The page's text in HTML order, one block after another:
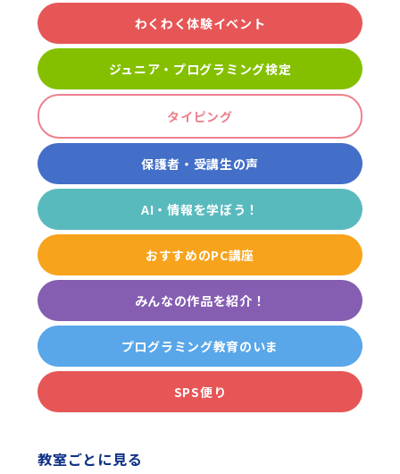
わくわく体験イベント
ジュニア・プログラミング検定
タイピング
保護者・受講生の声
AI・情報を学ぼう！
おすすめのPC講座
みんなの作品を紹介！
プログラミング教育のいま
SPS便り
教室ごとに見る